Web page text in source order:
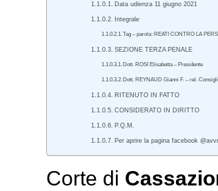
Data udienza 11 giugno 2021
Integrale
Tag – parola: REATI CONTRO LA
SEZIONE TERZA PENALE
Dott. ROSI Elisabetta – Presidente
Dott. REYNAUD Gianni F. – rel.
RITENUTO IN FATTO
CONSIDERATO IN DIRITTO
P.Q.M.
Per aprire la pagina facebook
Corte di